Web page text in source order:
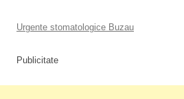
Urgente stomatologice Buzau
Publicitate